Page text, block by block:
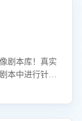
剧本库！真实
本中进行针对
一键开启客服